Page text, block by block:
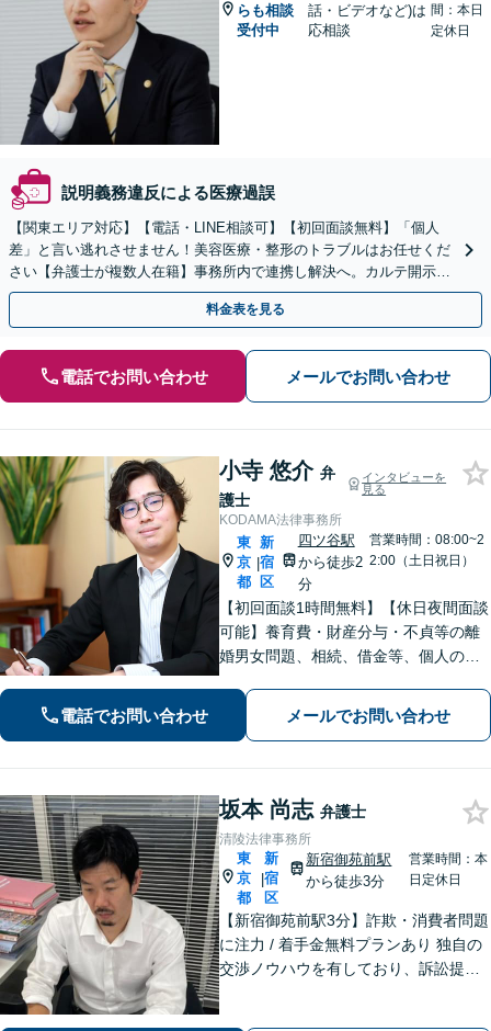
らも相談
受付中
話・ビデオなど)は
応相談
間：本日
定休日
説明義務違反による医療過誤
【関東エリア対応】【電話・LINE相談可】【初回面談無料】「個人
差」と言い逃れさせません！美容医療・整形のトラブルはお任せくだ
さい【弁護士が複数人在籍】事務所内で連携し解決へ。カルテ開示や
返金・賠償請求をサポートいたします【休日夜間面談可】
料金表を見る
電話でお問い合わせ メールでお問い合わせ
小寺 悠介 弁
護士
インタビューを
見る
KODAMA法律事務所
東
京
都
|
新
宿
区
四ツ谷駅
から徒歩2
分
営業時間：08:00~2
2:00（土日祝日）
【初回面談1時間無料】【休日夜間面談
可能】養育費・財産分与・不貞等の離
婚男女問題、相続、借金等、個人の法
用問題まで幅広く対応可能。迅速対
応、相手方への毅然とした粘り強い交
電話でお問い合わせ メールでお問い合わせ
坂本 尚志 弁護士
清陵法律事務所
東
京
都
|
新
宿
区
新宿御苑前駅
から徒歩3分
営業時間：本
日定休日
【新宿御苑前駅3分】詐欺・消費者問題
に注力 / 着手金無料プランあり 独自の
交渉ノウハウを有しており、訴訟提起